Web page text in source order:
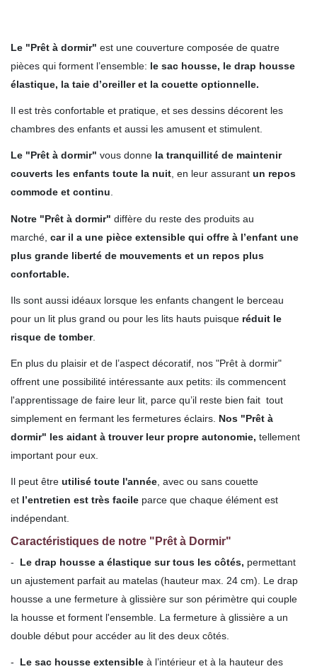
Le "Prêt à dormir" est une couverture composée de quatre
pièces qui forment l’ensemble: le sac housse, le drap housse
élastique, la taie d’oreiller et la couette optionnelle.
Il est très confortable et pratique, et ses dessins décorent les
chambres des enfants et aussi les amusent et stimulent.
Le "Prêt à dormir" vous donne la tranquillité de maintenir
couverts les enfants toute la nuit, en leur assurant un repos
commode et continu.
Notre "Prêt à dormir" diffère du reste des produits au
marché, car il a une pièce extensible qui offre à l’enfant une
plus grande liberté de mouvements et un repos plus
confortable.
Ils sont aussi idéaux lorsque les enfants changent le berceau
pour un lit plus grand ou pour les lits hauts puisque réduit le
risque de tomber.
En plus du plaisir et de l’aspect décoratif, nos "Prêt à dormir"
offrent une possibilité intéressante aux petits: ils commencent
l'apprentissage de faire leur lit, parce qu’il reste bien fait tout
simplement en fermant les fermetures éclairs. Nos "Prêt à
dormir" les aidant à trouver leur propre autonomie, tellement
important pour eux.
Il peut être utilisé toute l'année , avec ou sans couette
et l’entretien est très facile parce que chaque élément est
indépendant.
Caractéristiques de notre "Prêt à Dormir"
- Le drap housse a élastique sur tous les côtés, permettant
un ajustement parfait au matelas (hauteur max. 24 cm). Le drap
housse a une fermeture à glissière sur son périmètre qui couple
la housse et forment l'ensemble. La fermeture à glissière a un
double début pour accéder au lit des deux côtés.
- Le sac housse extensible à l’intérieur et à la hauteur des